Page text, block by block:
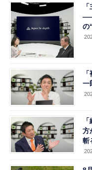
――
の
一
方
斬